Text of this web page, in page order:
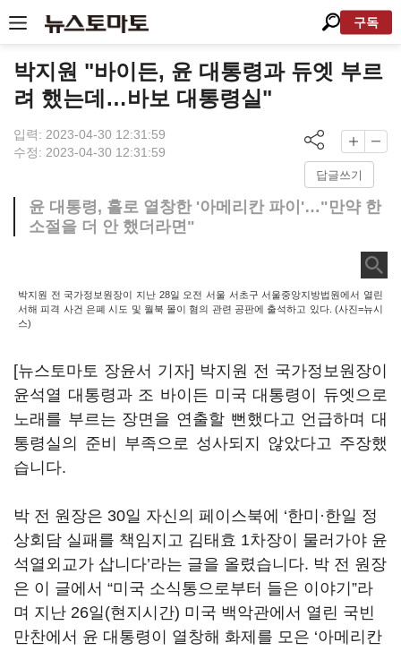
구독
박지원 "바이든, 윤 대통령과 듀엣 부르
려 했는데…바보 대통령실"
입력: 2023-04-30 12:31:59
수정: 2023-04-30 12:31:59
답글쓰기
윤 대통령, 홀로 열창한 '아메리칸 파이'…"만약 한
소절을 더 안 했더라면"
박지원 전 국가정보원장이 지난 28일 오전 서울 서초구 서울중앙지방법원에서 열린
서해 피격 사건 은폐 시도 및 월북 몰이 혐의 관련 공판에 출석하고 있다. (사진=뉴시
스)
[뉴스토마토 장윤서 기자] 박지원 전 국가정보원장이
윤석열 대통령과 조 바이든 미국 대통령이 듀엣으로
노래를 부르는 장면을 연출할 뻔했다고 언급하며 대
통령실의 준비 부족으로 성사되지 않았다고 주장했
습니다.
박 전 원장은 30일 자신의 페이스북에 ‘한미·한일 정
상회담 실패를 책임지고 김태효 1차장이 물러가야 윤
석열외교가 삽니다’라는 글을 올렸습니다. 박 전 원장
은 이 글에서 “미국 소식통으로부터 들은 이야기”라
며 지난 26일(현지시간) 미국 백악관에서 열린 국빈
만찬에서 윤 대통령이 열창해 화제를 모은 ‘아메리칸